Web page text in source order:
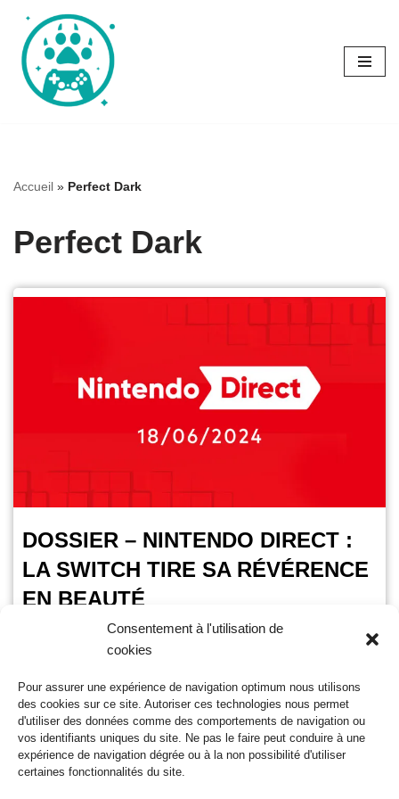
Consentement à l'utilisation de
cookies
Pour assurer une expérience de navigation optimum nous utilisons
des cookies sur ce site. Autoriser ces technologies nous permet
d'utiliser des données comme des comportements de navigation ou
vos identifiants uniques du site. Ne pas le faire peut conduire à une
expérience de navigation dégrée ou à la non possibilité d'utiliser
certaines fonctionnalités du site.
Aller
au
contenu
Accueil » Perfect Dark
Perfect Dark
DOSSIER – NINTENDO DIRECT :
LA SWITCH TIRE SA RÉVÉRENCE
EN BEAUTÉ
19 juin 2024
Ce mardi 18 juin, se tenait le Nintendo Direct. Une
conférence attendue par les fans de Big N. Mais était-elle à la
hauteur des attentes?…Lire la suite »